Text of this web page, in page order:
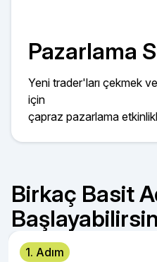
Pazarlama
Yeni trader'ları çekmek
için
çapraz pazarlama
Birkaç Basit
1. Adım